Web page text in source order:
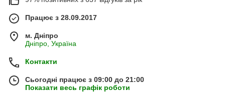
Працює з 28.09.2017
м. Дніпро
Дніпро, Україна
Контакти
Сьогодні працює з 09:00 до 21:00
Показати весь графік роботи